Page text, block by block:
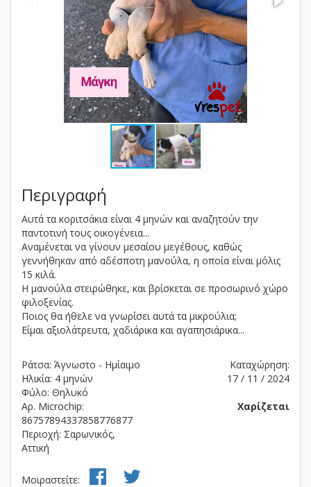
Περιγραφή
Αυτά τα κοριτσάκια είναι 4 μηνών και αναζητούν την
παντοτινή τους οικογένεια...
Αναμένεται να γίνουν μεσαίου μεγέθους, καθώς
γεννήθηκαν από αδέσποτη μανούλα, η οποία είναι μόλις
15 κιλά.
Η μανούλα στειρώθηκε, και βρίσκεται σε προσωρινό χώρο
φιλοξενίας.
Ποιος θα ήθελε να γνωρίσει αυτά τα μικρούλια;
Είμαι αξιολάτρευτα, χαδιάρικα και αγαπησιάρικα...
Ράτσα: Άγνωστο - Ημίαιμο
Ηλικία: 4 μηνών
Φύλο: Θηλυκό
Αρ. Microchip:
86757894337858776877
Περιοχή: Σαρωνικός,
Αττική
Καταχώρηση:
17 / 11 / 2024
Χαρίζεται
Μοιραστείτε: